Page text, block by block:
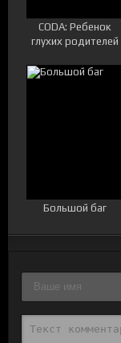
CODA: Ребенок
глухих родителей
Большой баг